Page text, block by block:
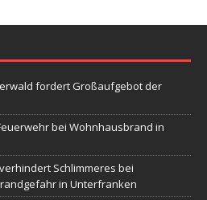
fordert Großaufgebot der
bei Wohnhausbrand in
Schlimmeres bei
in Unterfranken